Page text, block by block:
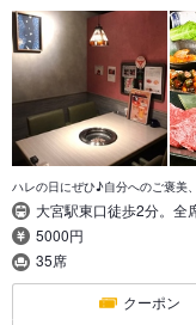
ハレの日にぜひ♪自分へのご褒美
大宮駅東口徒歩2分。
5000円
35席
クーポン